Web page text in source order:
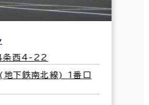
条西4-22
(地下鉄南北線) 1番口